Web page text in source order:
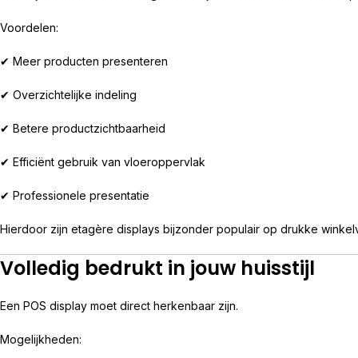
Voordelen:
✔ Meer producten presenteren
✔ Overzichtelijke indeling
✔ Betere productzichtbaarheid
✔ Efficiënt gebruik van vloeroppervlak
✔ Professionele presentatie
Hierdoor zijn etagère displays bijzonder populair op drukke
Volledig bedrukt in jouw huisstijl
Een POS display moet direct herkenbaar zijn.
Mogelijkheden: